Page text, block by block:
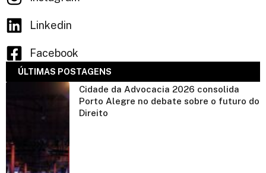
Linkedin
Facebook
ÚLTIMAS POSTAGENS
Cidade da Advocacia 2026 consolida
Porto Alegre no debate sobre o futuro do
Direito